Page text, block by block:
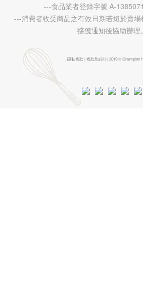
---食品業者登錄字號 A-
---消費者收受商品之有效日期若短於賣
接獲通知後協助辦理。
隱私條款 | 條款及細則 | 2019 © Champion